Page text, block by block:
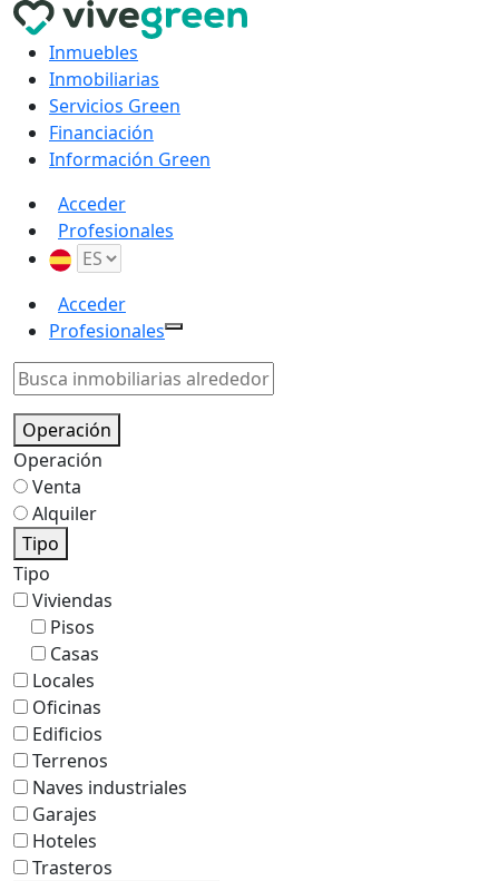
Inmuebles
Inmobiliarias
Servicios Green
Financiación
Información Green
Acceder
Profesionales
Acceder
Profesionales
Operación
Operación
Venta
Alquiler
Tipo
Tipo
Viviendas
Pisos
Casas
Locales
Oficinas
Edificios
Terrenos
Naves industriales
Garajes
Hoteles
Trasteros